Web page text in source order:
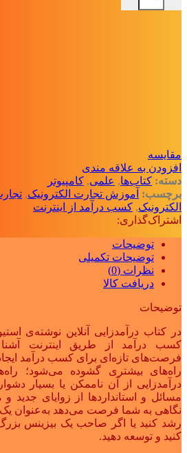
مقايسه
افزودن به علاقه مندی
دسته: کتاب‌ها, علمی, کامپیوتر
برچسب: آموزش تجارت الکترونیک,
الکترونیک, کسب درآمد از اینترنت
اشتراک‌گذاری:
توضیحات
توضیحات تکمیلی
نظرات (0)
دریافت کالا
توضیحات
کسب درآمد از طریق اینترنت
فرصت‌های تازه‌ای برای کسب درآمد
راه‌های بیشتری گشوده می‌شود؛
درآمدزایی از آن ناممکن یا بسیار
مسائل و استانداردها از زوایای جدید
نگاهی به شما فرصت می‌دهد به‌عنوان
رشد کنید یا اگر صاحب یک بیزینس
کنید و توسعه دهید.